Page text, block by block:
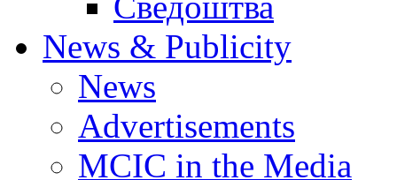
News & Publicity
News
Advertisements
MCIC in the Media